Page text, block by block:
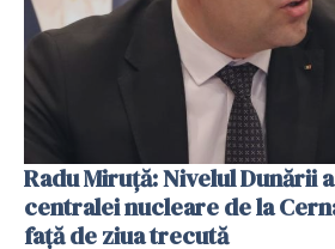
Radu Miruţă: Nivelul Dunării
centralei nucleare de la
faţă de ziua trecută